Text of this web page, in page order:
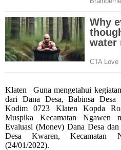
Klaten | Guna mengetahui
dari Dana Desa, Babinsa
Kodim 0723 Klaten Kopda
Muspika Kecamatan Ngawen
Evaluasi (Monev) Dana Desa
Desa Kwaren, Kecamatan
(24/01/2022).